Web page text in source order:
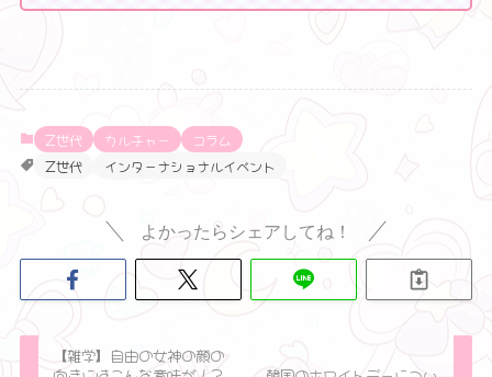
Z世代 カルチャー
コラム
Z世代
インターナショナルイベント
よかったらシェアしてね！
【雑学】自由の女神の顔の